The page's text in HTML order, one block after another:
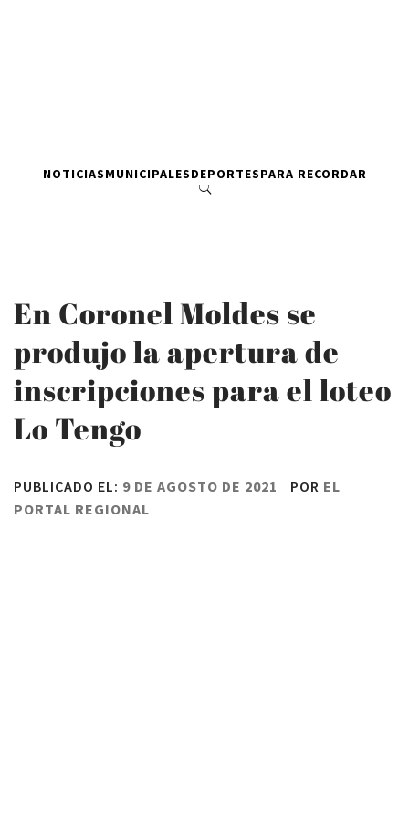
NOTICIASMUNICIPALESDEPORTESPARA RECORDAR
En Coronel Moldes se
produjo la apertura de
inscripciones para el loteo
Lo Tengo
PUBLICADO EL: 9 DE AGOSTO DE 2021 POR EL
PORTAL REGIONAL